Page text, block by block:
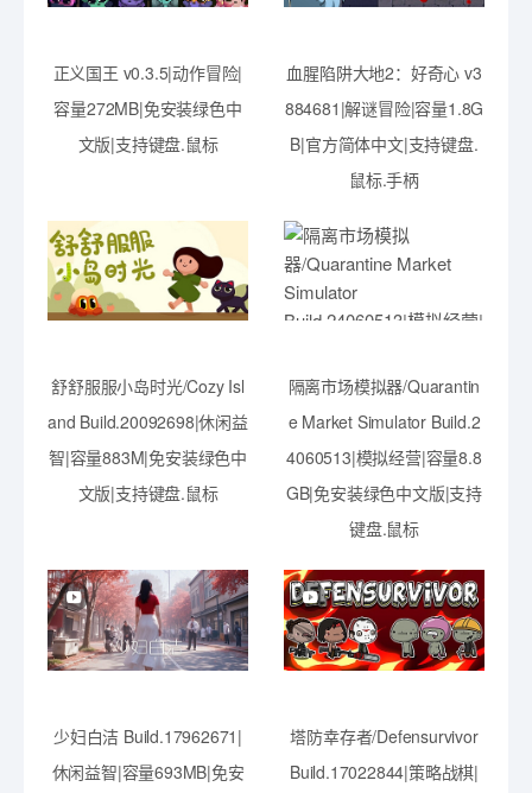
正义国王 v0.3.5|动作冒险|
容量272MB|免安装绿色中
文版|支持键盘.鼠标
血腥陷阱大地2：好奇心 v3
884681|解谜冒险|容量1.8G
B|官方简体中文|支持键盘.
鼠标.手柄
舒舒服服小岛时光/Cozy Isl
and Build.20092698|休闲益
智|容量883M|免安装绿色中
文版|支持键盘.鼠标
隔离市场模拟器/Quarantin
e Market Simulator Build.2
4060513|模拟经营|容量8.8
GB|免安装绿色中文版|支持
键盘.鼠标
少妇白洁 Build.17962671|
休闲益智|容量693MB|免安
塔防幸存者/Defensurvivor
Build.17022844|策略战棋|